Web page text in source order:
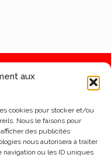
aux
cookies pour stocker et/ou
Nous le faisons pour
des publicités
nous autorisera à traiter
ou les ID uniques